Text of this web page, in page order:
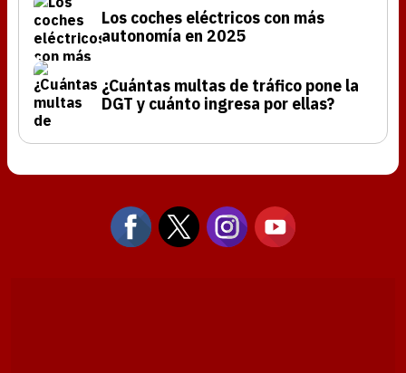
Los coches eléctricos con más
autonomía en 2025
¿Cuántas multas de tráfico pone la
DGT y cuánto ingresa por ellas?